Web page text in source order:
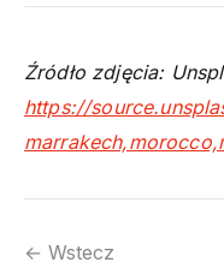
Źródło zdjęcia:
https://
← Wstecz